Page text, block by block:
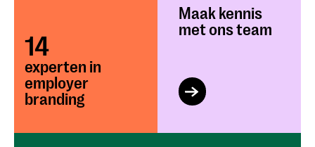
14
experten in
employer
branding
Maak kennis
met ons team